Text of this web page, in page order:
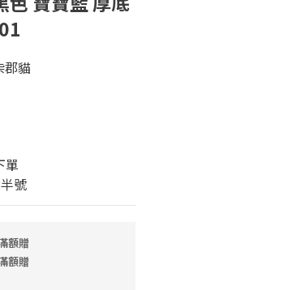
郡貓
單
號
額贈
額贈